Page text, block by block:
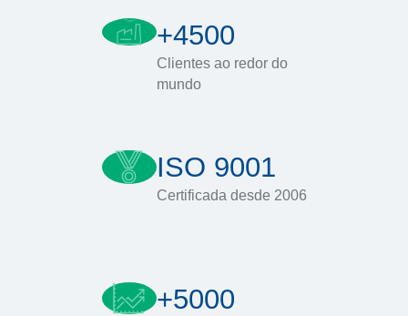
+4500
Clientes ao redor do
mundo
ISO 9001
Certificada desde 2006
+5000